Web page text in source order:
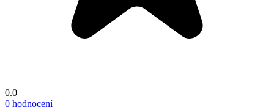
0.0
0 hodnocení